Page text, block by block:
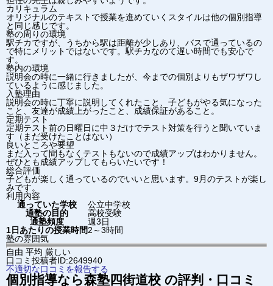
カリキュラム
オリジナルのテキストで授業を進めていくスタイルは他の個別指導
と同じ感じです。
塾の周りの環境
駅チカですが、うちから駅は距離が少しあり、バスで通っているの
で特にメリットではないです。駅チカなのて遅い時間でも安心で
す。
塾内の環境
説明会の時に一緒に行きましたが、今までの個別よりもザワザワし
ているように感じました。
入塾理由
説明会の時に丁寧に説明してくれたこと、子どもがやる気になった
こと、友達が成績上がったこと、成績保証があること。
定期テスト
定期テスト前の日曜日に中３だけでテスト対策を行うと聞いていま
す（まだ受けたことはない）
良いところや要望
まだ入って間もなくテストもないので成績アップはわかりません。
ぜひとも成績アップしてもらいたいです！
総合評価
子どもが楽しく通っているのでいいと思います。9月のテストが楽し
みです。
利用内容
通っていた学校
公立中学校
通塾の目的
高校受験
通塾頻度
週3日
1日あたりの授業時間2～3時間
塾の雰囲気
自由 平均 厳しい
口コミ投稿者ID:2649940
不適切な口コミを報告する
個別指導なら森塾 四街道校 の評判・口コミ